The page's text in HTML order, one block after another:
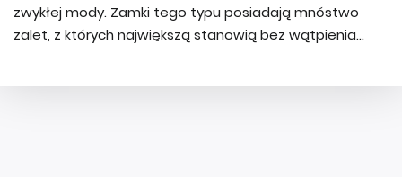
zwykłej mody. Zamki tego typu posiadają mnóstwo
zalet, z których największą stanowią bez wątpienia...